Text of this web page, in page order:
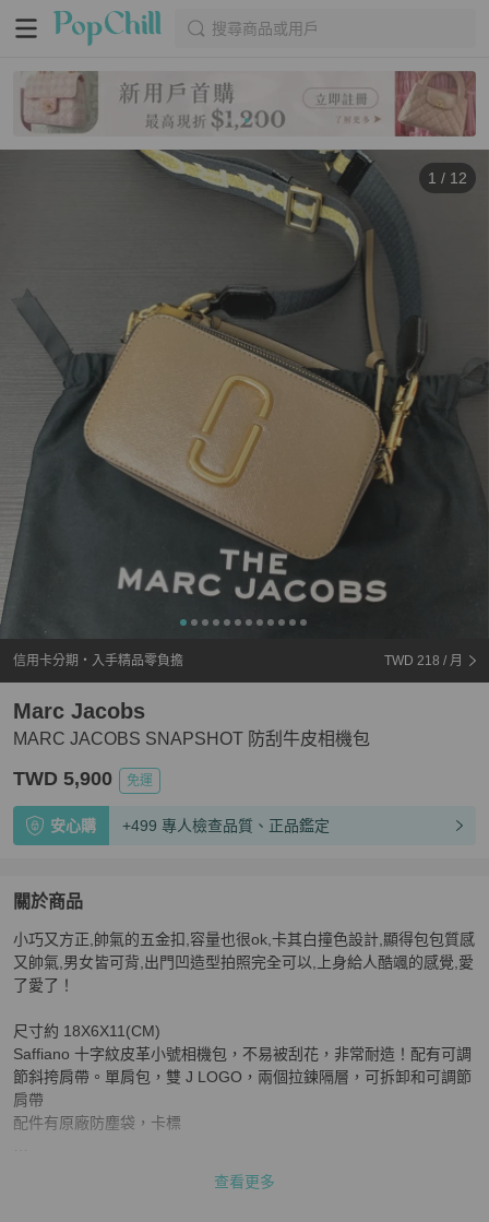
搜尋商品或用戶
1 / 12
信用卡分期・入手精品零負擔 TWD 218 / 月
MARC JACOBS SNAPSHOT 防刮牛皮相機包
Marc Jacobs
TWD 5,900 免運
安心購 +499 專人檢查品質、正品鑑定
關於商品
關於MARC JACOBS SNAPSHOT 防刮牛皮相機包商品詳情
小巧又方正,帥氣的五金扣,容量也很ok,卡其白撞色設計,顯得包包質感
又帥氣,男女皆可背,出門凹造型拍照完全可以,上身給人酷颯的感覺,愛
了愛了！
尺寸約 18X6X11(CM)
Saffiano 十字紋皮革小號相機包，不易被刮花，非常耐造！配有可調
節斜挎肩帶。單肩包，雙 J LOGO，兩個拉鍊隔層，可拆卸和可調節
肩帶
配件有原廠防塵袋，卡標
商品為二手商品，下單後會由拍拍圈收取做正品驗證
查看更多